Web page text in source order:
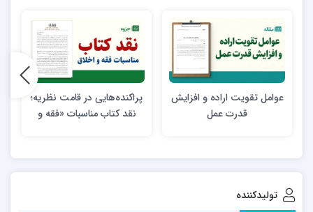
عوامل تقويت اراده و افزايش
قدرت عمل
پراکنده‌هایی در قامت نظریه؛
نقد کتاب مناسبات «فقه و
تولیدکننده